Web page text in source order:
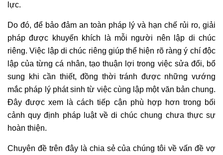
lực.
Do đó, để bảo đảm an toàn pháp lý và hạn chế rủi ro, giải
pháp được khuyến khích là mỗi người nên lập di chúc
riêng. Việc lập di chúc riêng giúp thể hiện rõ ràng ý chí độc
lập của từng cá nhân, tạo thuận lợi trong việc sửa đổi, bổ
sung khi cần thiết, đồng thời tránh được những vướng
mắc pháp lý phát sinh từ việc cùng lập một văn bản chung.
Đây được xem là cách tiếp cận phù hợp hơn trong bối
cảnh quy định pháp luật về di chúc chung chưa thực sự
hoàn thiện.
Chuyên đề trên đây là chia sẻ của chúng tôi về vấn đề vợ